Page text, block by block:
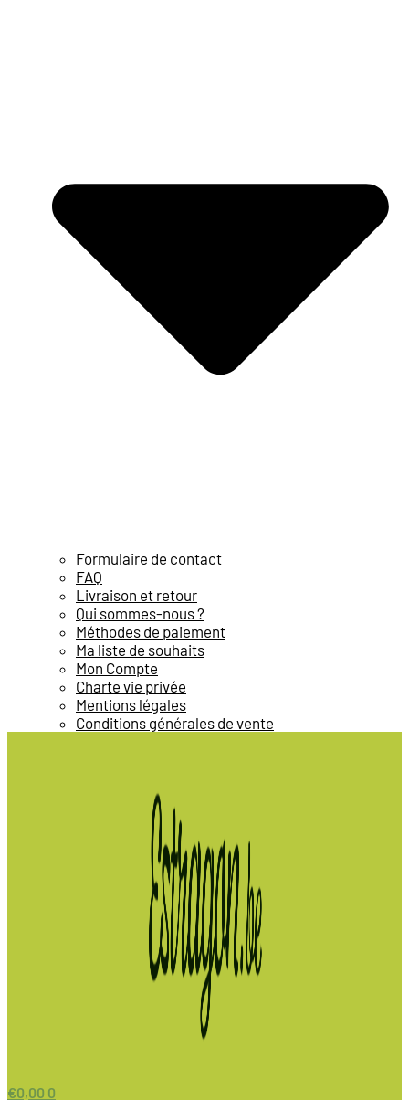
Formulaire de contact
FAQ
Livraison et retour
Qui sommes-nous ?
Méthodes de paiement
Ma liste de souhaits
Mon Compte
Charte vie privée
Mentions légales
Conditions générales de vente
€0,00 0